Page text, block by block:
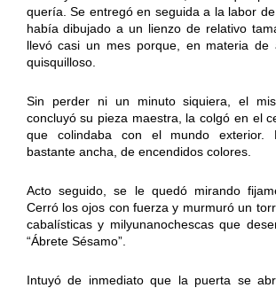
quería. Se entregó en seguida a la labor
había dibujado a un lienzo de relativo
llevó casi un mes porque, en materia de
quisquilloso.
Sin perder ni un minuto siquiera, el
concluyó su pieza maestra, la colgó en el
que colindaba con el mundo exterior.
bastante ancha, de encendidos colores.
Acto seguido, se le quedó mirando
Cerró los ojos con fuerza y murmuró un
cabalísticas y milyunanochescas que
“Ábrete Sésamo”.
Intuyó de inmediato que la puerta se